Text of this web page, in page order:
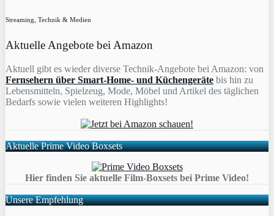
Streaming, Technik & Medien
Aktuelle Angebote bei Amazon
Aktuell gibt es wieder diverse Technik-Angebote bei Amazon: von
Fernsehern über Smart-Home- und Küchengeräte bis hin zu
Lebensmitteln, Spielzeug, Mode, Möbel und Artikel des täglichen
Bedarfs sowie vielen weiteren Highlights!
Aktuelle Prime Video Boxsets
Hier finden Sie aktuelle Film-Boxsets bei Prime Video!
Unsere Empfehlung